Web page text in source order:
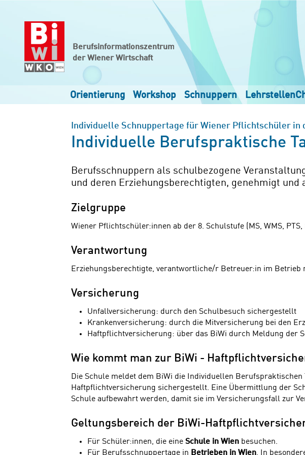
Berufsinformationszentrum
der Wiener Wirtschaft
Orientierung Workshop Schnuppern
Individuelle Schnuppertage für Wiener Pflichtschüler in
Individuelle Berufspraktische
Berufsschnuppern als schulbezogene
und deren Erziehungsberechtigten, genehmigt
Zielgruppe
Wiener Pflichtschüler:innen ab der 8. Schulstufe (MS, WMS, PTS,
Verantwortung
Erziehungsberechtigte, verantwortliche/r Betreuer:in im Betrieb
Versicherung
Unfallversicherung: durch den Schulbesuch sichergestellt
Krankenversicherung: durch die Mitversicherung bei den
Haftpflichtversicherung: über das BiWi durch Meldung der
Wie kommt man zur BiWi -
Die Schule meldet dem BiWi die Individuellen Berufspraktischen
Haftpflichtversicherung sichergestellt. Eine Übermittlung der
Schule aufbewahrt werden, damit sie im Versicherungsfall zur
Geltungsbereich der BiWi-
Für Schüler:innen, die eine Schule in Wien besuchen.
Für Berufsschnuppertage in Betrieben in Wien. In